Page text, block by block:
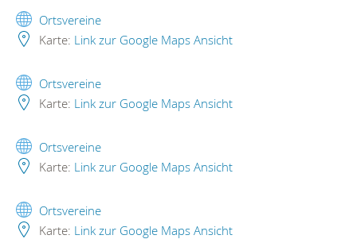
Ortsvereine
Karte: Link zur Google Maps Ansicht
Ortsvereine
Karte: Link zur Google Maps Ansicht
Ortsvereine
Karte: Link zur Google Maps Ansicht
Ortsvereine
Karte: Link zur Google Maps Ansicht